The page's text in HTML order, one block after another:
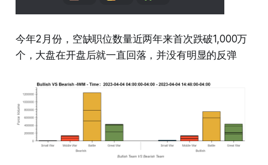
今年2月份，空缺职位数量近两年来首次跌破1,000万
个，大盘在开盘后就一直回落，并没有明显的反弹